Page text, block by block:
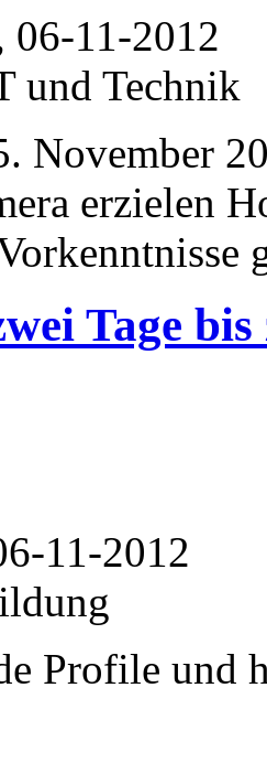
06-11-2012
und Technik
November
erzielen
Tage
11-2012
Profile und